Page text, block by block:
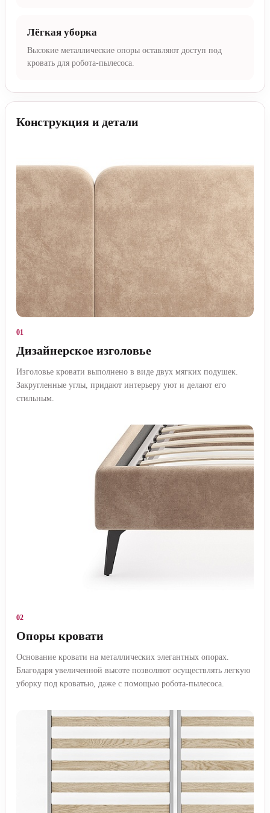
Лёгкая уборка
Высокие металлические опоры оставляют доступ под
кровать для робота-пылесоса.
Конструкция и детали
01
Дизайнерское изголовье
Изголовье кровати выполнено в виде двух мягких подушек.
Закругленные углы, придают интерьеру уют и делают его
стильным.
02
Опоры кровати
Основание кровати на металлических элегантных опорах.
Благодаря увеличенной высоте позволяют осуществлять легкую
уборку под кроватью, даже с помощью робота-пылесоса.